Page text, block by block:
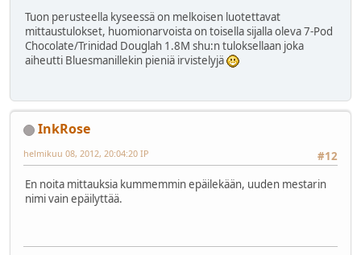
Tuon perusteella kyseessä on melkoisen luotettavat
mittaustulokset, huomionarvoista on toisella sijalla oleva 7-Pod
Chocolate/Trinidad Douglah 1.8M shu:n tuloksellaan joka
aiheutti Bluesmanillekin pieniä irvistelyjä
InkRose
#12
helmikuu 08, 2012, 20:04:20 IP
En noita mittauksia kummemmin epäilekään, uuden mestarin
nimi vain epäilyttää.